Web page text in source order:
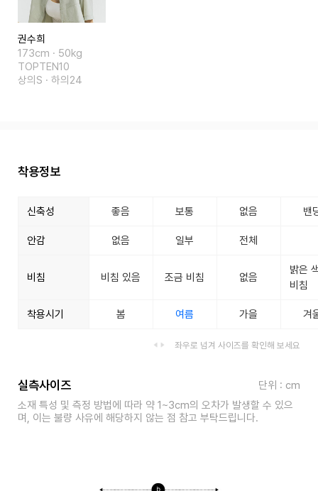
권수희
173cm · 50kg
TOPTEN10
상의S · 하의24
착용정보
신축성 좋음 보통 없음 밴
안감 없음 일부 전체
비침 비침 있음 조금 비침 없음
밝은
비침
착용시기 봄 여름 가을 겨
좌우로 넘겨 사이즈를 확인해 보세요
실측사이즈
단위 : cm
소재 특성 및 측정 방법에 따라 약 1~3cm의 오차가 발생할 수 있으
며, 이는 불량 사유에 해당하지 않는 점 참고 부탁드립니다.